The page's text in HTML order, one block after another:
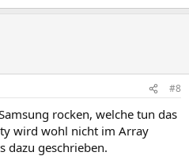
#8
rocken, welche tun das
wird wohl nicht im Array
dazu geschrieben.